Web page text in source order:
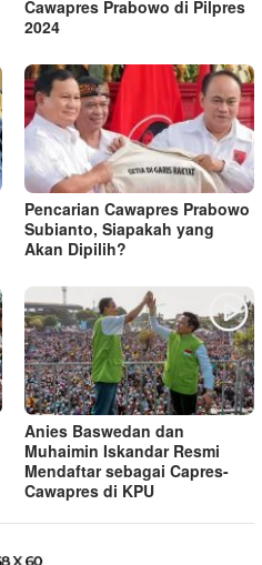
Cawapres Prabowo di Pilpres
2024
Pencarian Cawapres Prabowo
Subianto, Siapakah yang
Akan Dipilih?
Anies Baswedan dan
Muhaimin Iskandar Resmi
Mendaftar sebagai Capres-
Cawapres di KPU